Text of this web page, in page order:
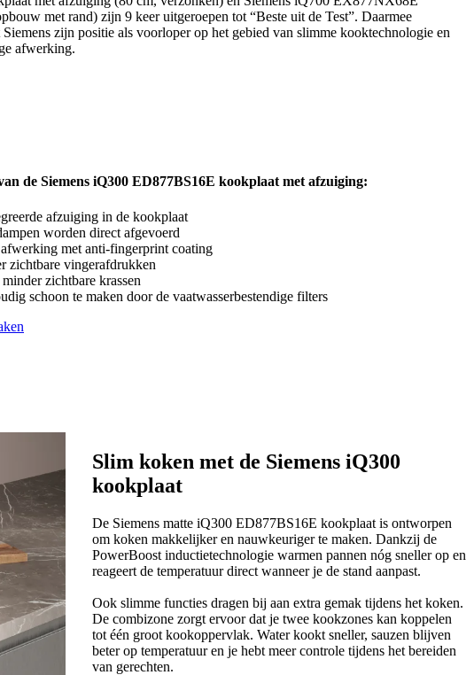
Werkbladen
keuken. Van stijlen en indelingen
Keukenplanner
met rand) zijn 9 keer uitgeroepen tot “Beste uit de Test”. Daarmee
Siemens zijn positie als voorloper op het gebied van slimme kooktechnologie en
afwerking.
de Siemens iQ300 ED877BS16E kookplaat met afzuiging:
afzuiging in de kookplaat
worden direct afgevoerd
met anti-fingerprint coating
zichtbare vingerafdrukken
zichtbare krassen
schoon te maken door de vaatwasserbestendige filters
Slim koken met de Siemens iQ300
kookplaat
De Siemens matte iQ300 ED877BS16E kookplaat is ontworpen
om koken makkelijker en nauwkeuriger te maken. Dankzij de
PowerBoost inductietechnologie warmen pannen nóg sneller op en
reageert de temperatuur direct wanneer je de stand aanpast.
Ook slimme functies dragen bij aan extra gemak tijdens het koken.
De combizone zorgt ervoor dat je twee kookzones kan koppelen
tot één groot kookoppervlak. Water kookt sneller, sauzen blijven
beter op temperatuur en je hebt meer controle tijdens het bereiden
van gerechten.